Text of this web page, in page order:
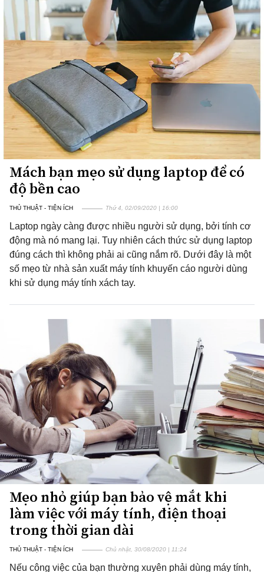
Mách bạn mẹo sử dụng laptop để có
độ bền cao
THỦ THUẬT - TIỆN ÍCH Thứ 4, 02/09/2020 | 16:00
Laptop ngày càng được nhiều người sử dụng, bởi tính cơ
động mà nó mang lại. Tuy nhiên cách thức sử dụng laptop
đúng cách thì không phải ai cũng nắm rõ. Dưới đây là một
số mẹo từ nhà sản xuất máy tính khuyến cáo người dùng
khi sử dụng máy tính xách tay.
Mẹo nhỏ giúp bạn bảo vệ mắt khi
làm việc với máy tính, điện thoại
trong thời gian dài
THỦ THUẬT - TIỆN ÍCH Chủ nhật, 30/08/2020 | 11:24
Nếu công việc của bạn thường xuyên phải dùng máy tính,